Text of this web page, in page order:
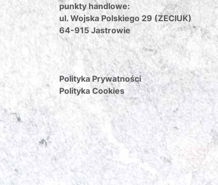
punkty handlowe:
ul. Wojska Polskiego 29 (ZECIUK)
64-915 Jastrowie
Polityka Prywatności
Polityka Cookies